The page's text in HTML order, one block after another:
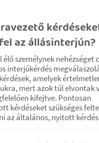
az állásinterjún?
élő személynek nehézséget
interjúkérdés
amelyek
mert azok túl elvontak
kifejtve. Pontosan
kérdéseket szükséges
az általános, nyitott